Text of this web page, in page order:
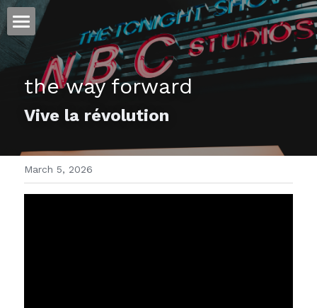
仕事
運
写真
Amazon Kindle
the way forward
Vive la révolution
March 5, 2026